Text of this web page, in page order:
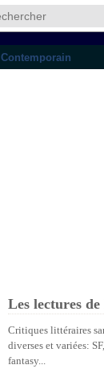
Contemporain
Les lectures
Critiques littéraires
diverses et variées:
fantasy...